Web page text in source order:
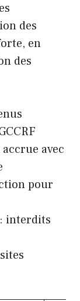
des
en
des
avec
pour
: interdits